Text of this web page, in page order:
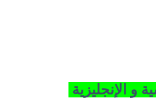
و الإنجليزية